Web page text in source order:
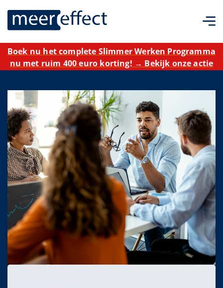
Boek nu het complete Slimmer Werken Programma
nu met ruim 400 euro korting! → Bekijk onze actie